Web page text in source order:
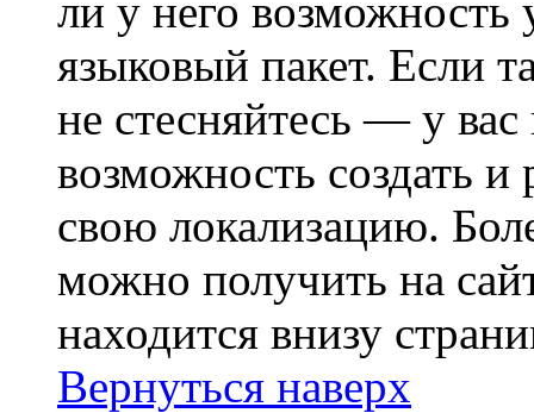
ли у него
языковый пакет. Если
не стесняйтесь — у вас
возможность создать
свою локализацию.
можно получить на
находится внизу
Вернуться наверх